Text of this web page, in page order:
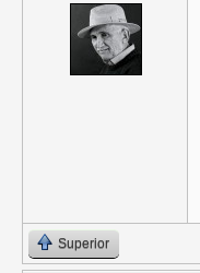
Superior